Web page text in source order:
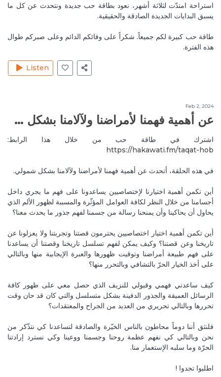
My Dears, thank you so much for alll the delicate tips,
the necessary and important information you provided
you dealt with to make it a rreal helpful episode.🙏🙏I'm
الذاكرة الجماعية والوعي الجماعي
Reply
Hamdela al saleme 🙏💚 Indeed 💯 👍
Thank You Yara ❤️🇱🇧🙏
طاقة حب وسلام لبيروت Reply
NadineK Aug 24, 2020
Beautiful discussion lovely people. Namaste. Thank
you for sharing and spreading awareness. Love &
Light. Change is upon us
MireilleeH Aug 28, 2020
upon us, true 🙌🙏💜
الذاكرة الجماعية والوعي الجماعي Reply
Waw! What a rich awakening episode!! Thank you dear
استراحة امتدّت لثلاثة أشهر، نعود بطاقة حب جديدة ونتحدث عن كل ما
يسبق البدايات الجديدة الصادقة والحقيقية.
طاقة حب كبيرة لكم جميعاً. شكراً على وفائكم الدائم وعلى صبركم طوال
هذه الفترة.
Listen
Feb 2, 2024
عن أهمية فهمنا لأمراضنا ولآلامنا بشكل شمولي
اشترك في طاقة حب من خلال هذا الرابط:
https://hakawati.fm/taqat-hob‬
في هذه الحلقة، أتحدث عن أهمية فهمنا لأمراضنا ولآلامنا بشكل شمولي.
أين تكمن أهمية اختيارنا لإختصاصيين يساعدونا على فهم ما يجري داخل
أجسامنا من خلال النظر لكافة العوامل المؤثّرة والمسببة لظهور الألم الذي
يحاول أن يحاكينا وأن يمنحنا رسالة من جسمنا لفهم جذور ما يحدث معنا؟
أين تكمن أهمية اختيار اختصاصيين يحترمون قصتنا وتجربتنا ولا يعزلونا عن
تاريخنا وعن قصتنا؟ وكيف يمكن لفهم تسلسل تاريخنا وقصتنا أن يساعدنا
على فهم طبيعة أمراضنا وتوقيت ظهورها والعبرة الإيجابية منها وبالتالي
على أخذ الخيار الحرّ بالتشافي وبالتحرر منها؟
كيف ساعدني فهمي وقبولي للنزيف الذي حصل معي على ظهور كافة
الرسائل العميقة والجذور الدفينة بشكل متسلسل والتي كان قد حان وقت
تحررها وبالتالي تحريري من العديد من الجراح والمعتقدات؟
فلنثق أننا دوماً محاطون بالناس الخيّرة والصادقة لتساعدنا كي نتذّكر من
نحن وبالتالي كي نفهم عظمة روحنا وجسمنا ووعينا وكي نسترد إرادتنا
الحرّة وما سلبه الإستعمار منا.
اطلبوا تجدوا !